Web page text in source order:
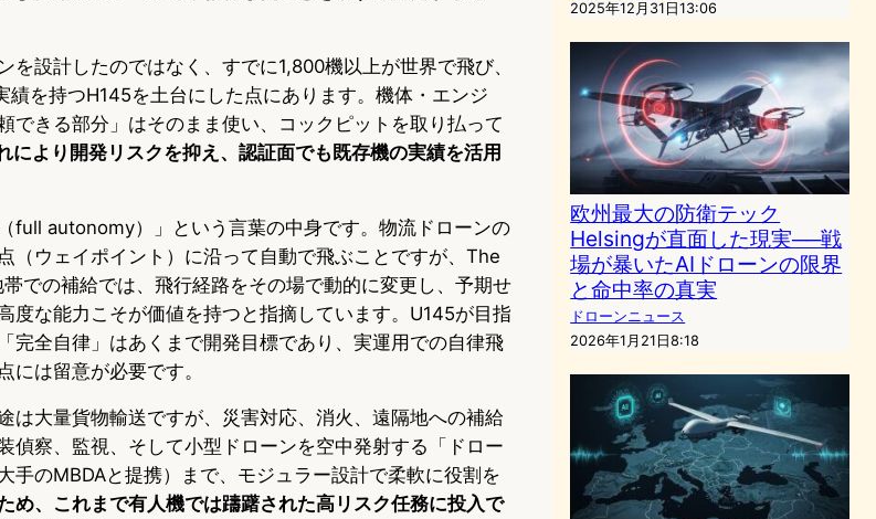
を設計したのではなく、すでに1,800機以上が世界で飛び、
績を持つH145を土台にした点にあります。機体・エンジ
できる部分」はそのまま使い、コックピットを取り払って
により開発リスクを抑え、認証面でも既存機の実績を活用
full autonomy）」という言葉の中身です。物流ドローンの
（ウェイポイント）に沿って自動で飛ぶことですが、The
での補給では、飛行経路をその場で動的に変更し、予期せ
度な能力こそが価値を持つと指摘しています。U145が目指
完全自律」はあくまで開発目標であり、実運用での自律飛
には留意が必要です。
は大量貨物輸送ですが、災害対応、消火、遠隔地への補給
偵察、監視、そして小型ドローンを空中発射する「ドロー
手のMBDAと提携）まで、モジュラー設計で柔軟に役割を
め、これまで有人機では躊躇された高リスク任務に投入で
2025年12月31日13:06
欧州最大の防衛テック
Helsingが直面した現実──戦
場が暴いたAIドローンの限界
と命中率の真実
ドローンニュース
2026年1月21日8:18